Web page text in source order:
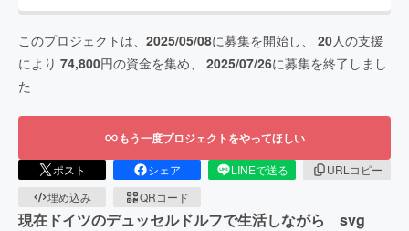
このプロジェクトは、 2025/05/08に募集を開始し、 20人の支援
により 74,800円の資金を集め、 2025/07/26に募集を終了しまし
た
もう一度プロジェクトをやってほしい
ポスト シェア LINEで送る
URLコピー
埋め込み
QRコード
現在ドイツのデュッセルドルフで生活しながら svg